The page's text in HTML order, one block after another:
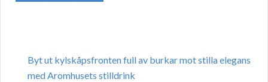
Byt ut kylskåpsfronten full av burkar mot stilla elegans
med Aromhusets stilldrink